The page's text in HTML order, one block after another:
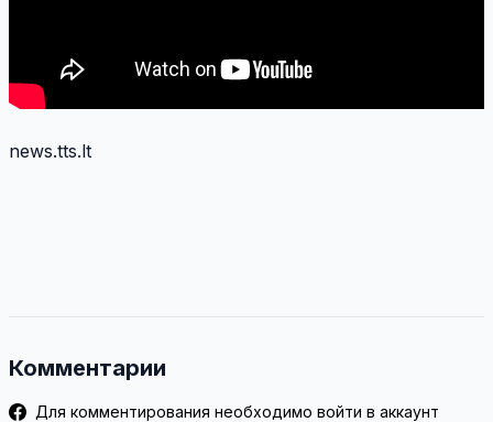
news.tts.lt
Комментарии
Для комментирования необходимо войти в аккаунт